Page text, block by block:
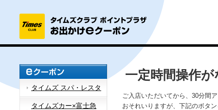
タイムズ スパ・レスタ
タイムズカー×富士急
一定時間操作
ご入店いただいてから、30分間
おそれいりますが、下記のボタ